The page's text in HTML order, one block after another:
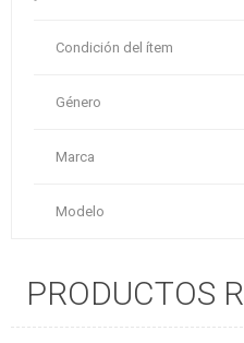
Condición del ítem
Género
Marca
Modelo
PRODUCTOS